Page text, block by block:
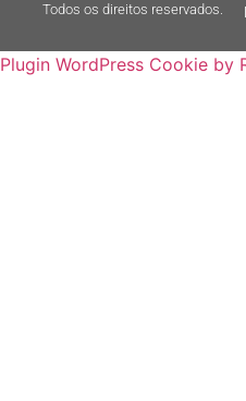
Todos os direitos reservados.
Plugin WordPress Cookie by